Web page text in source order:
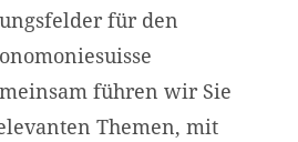
für den
führen wir Sie
Themen, mit